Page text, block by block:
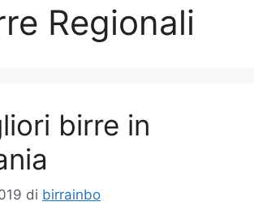
Regionali
birre in
di birrainbo